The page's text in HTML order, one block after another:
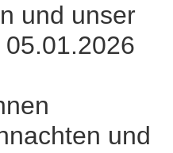
und unser
und